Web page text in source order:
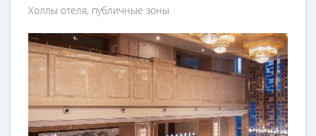
Холлы отеля, публичные зоны